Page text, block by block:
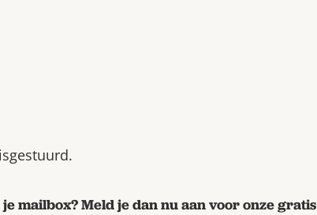
mailbox? Meld je dan nu aan voor onze gratis